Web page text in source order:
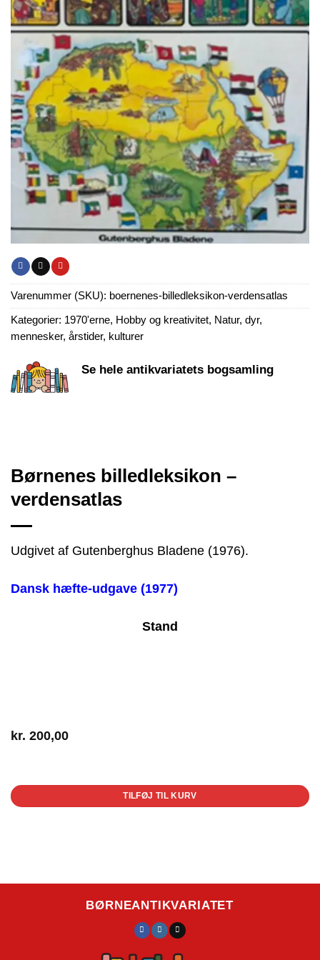
Varenummer (SKU): boernenes-billedleksikon-verdensatlas
Kategorier: 1970'erne, Hobby og kreativitet, Natur, dyr,
mennesker, årstider, kulturer
Se hele antikvariatets bogsamling
Børnenes billedleksikon –
verdensatlas
Udgivet af Gutenberghus Bladene (1976).
Dansk hæfte-udgave (1977)
Stand
kr. 200,00
TILFØJ TIL KURV
BØRNEANTIKVARIATET